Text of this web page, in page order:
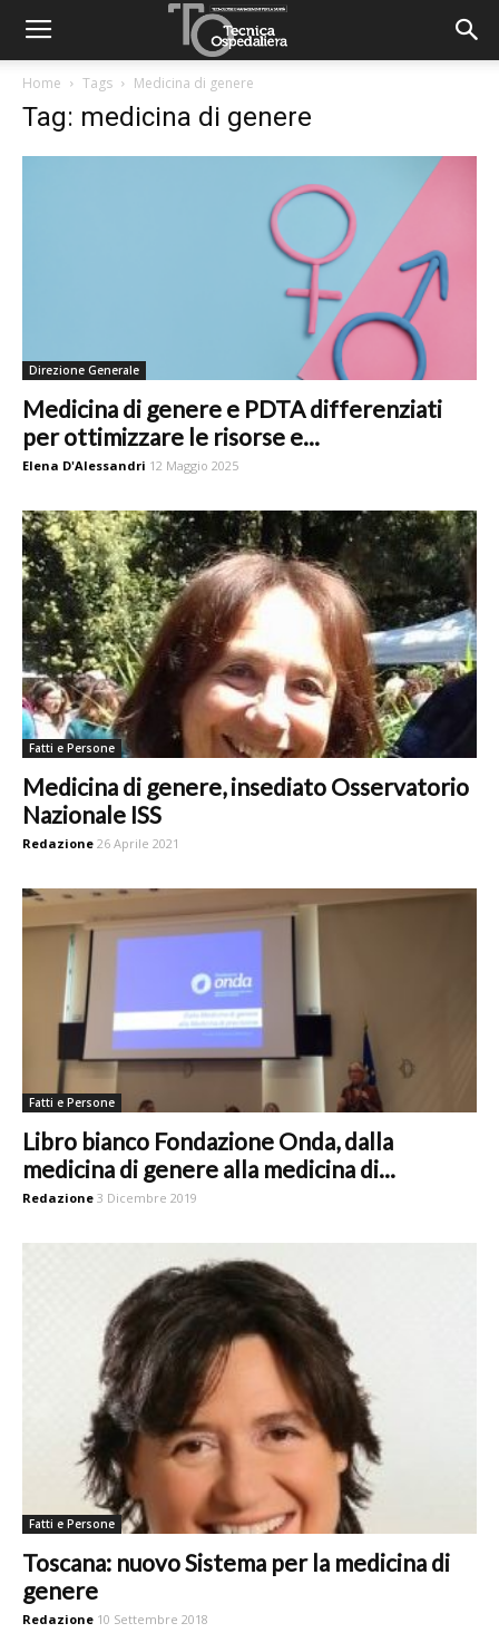
Home Tags Medicina di genere
Tag: medicina di genere
Direzione Generale
Medicina di genere e PDTA differenziati
per ottimizzare le risorse e...
Elena D'Alessandri 12 Maggio 2025
Fatti e Persone
Medicina di genere, insediato Osservatorio
Nazionale ISS
Redazione 26 Aprile 2021
Fatti e Persone
Libro bianco Fondazione Onda, dalla
medicina di genere alla medicina di...
Redazione 3 Dicembre 2019
Fatti e Persone
Toscana: nuovo Sistema per la medicina di
genere
Redazione 10 Settembre 2018